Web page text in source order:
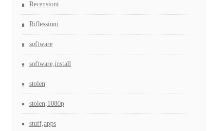
Recensioni
Riflessioni
software
software,install
stolen
stolen,1080p
stuff,apps